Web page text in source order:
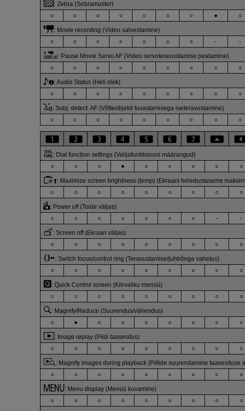
: Zebra (Sebramuster)
○
○ ○ ○ ○ ○ ○ ● ○
: Movie recording (Video salvestamine)
○
○ ○ ○ ○ ○ ○ - -
: Pause Movie Servo AF (Video servoteravustamise peatamine)
○
○ ○ ○ ○ ○ ○ ○ ○
:Audio Status (Heli olek)
○
○ ○ ○ ○ ○ ○ ○ ○
: Subj. detect. AF (Võtteobjekti tuvastamisega iseteravustamine)
○
○ ○ ○ ○ ○ ○ ○ ○
: Dial function settings (Valijafunktsiooni määrangud)
○
○ ○ ● ○ ○ ○ ○ ○
: Maximize screen brightness (temp) (Ekraani heledustaseme
○
○ ○ ○ ○ ○ ○ ○ ○
: Power off (Toide väljas)
○
○ ○ ○ ○ ○ ○ - -
: Screen off (Ekraan väljas)
○
○ ○ ○ ○ ○ ○ ○ ○
: Switch focus/control ring (Teravustamise/juhtrõnga vahetus)
○
○ ○ ○ ○ ○ ○ ○ ○
: Quick Control screen (Kiirvaliku menüü)
○
○ ○ ○ ○ ○ ○ ○ ○
: Magnify/Reduce (Suurendus/vähendus)
○
● ○ ○ ○ ○ ○ ○ ○
: Image replay (Pildi taasesitus)
○
○ ○ ○ ○ ○ ○ ○ ○
: Magnify images during playback (Piltide suurendamine taasesituse
○
○ ○ ○ ○ ○ ○ ○ ○
: Menu display (Menüü kuvamine)
○
○ ○ ○ ○ ○ ○ ○ ○